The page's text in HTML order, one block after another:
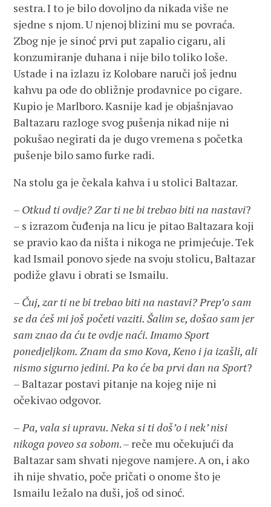
sestra. I to je bilo dovoljno da nikada više ne
sjedne s njom. U njenoj blizini mu se povraća.
Zbog nje je sinoć prvi put zapalio cigaru, ali
konzumiranje duhana i nije bilo toliko loše.
Ustade i na izlazu iz Kolobare naruči još jednu
kahvu pa ode do obližnje prodavnice po cigare.
Kupio je Marlboro. Kasnije kad je objašnjavao
Baltazaru razloge svog pušenja nikad nije ni
pokušao negirati da je dugo vremena s početka
pušenje bilo samo furke radi.
Na stolu ga je čekala kahva i u stolici Baltazar.
– Otkud ti ovdje? Zar ti ne bi trebao biti na nastavi?
– s izrazom čuđenja na licu je pitao Baltazara koji
se pravio kao da ništa i nikoga ne primjećuje. Tek
kad Ismail ponovo sjede na svoju stolicu, Baltazar
podiže glavu i obrati se Ismailu.
– Čuj, zar ti ne bi trebao biti na nastavi? Prep’o sam
se da ćeš mi još početi vaziti. Šalim se, došao sam jer
sam znao da ću te ovdje naći. Imamo Sport
ponedjeljkom. Znam da smo Kova, Keno i ja izašli, ali
nismo sigurno jedini. Pa ko će ba prvi dan na Sport?
– Baltazar postavi pitanje na kojeg nije ni
očekivao odgovor.
–Pa, vala si upravu. Neka si ti doš’o i nek’ nisi
nikoga poveo sa sobom. – reče mu očekujući da
Baltazar sam shvati njegove namjere. A on, i ako
ih nije shvatio, poče pričati o onome što je
Ismailu ležalo na duši, još od sinoć.